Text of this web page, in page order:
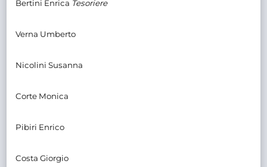
Bertini Enrica Tesoriere
Verna Umberto
Nicolini Susanna
Corte Monica
Pibiri Enrico
Costa Giorgio